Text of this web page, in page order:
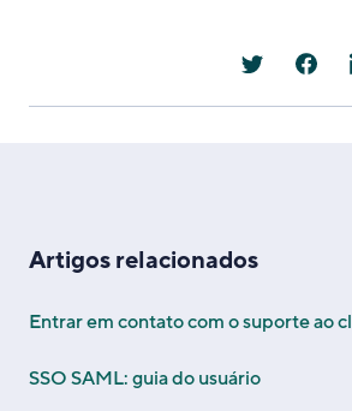
Artigos relacionados
Entrar em contato com o suporte ao
SSO SAML: guia do usuário